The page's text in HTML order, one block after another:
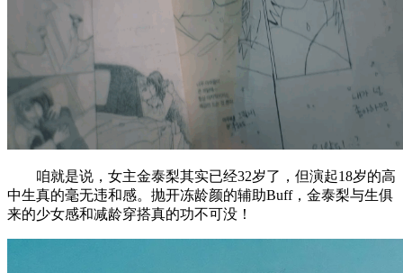
咱就是说，女主金泰梨其实已经32岁了，但演起18岁的高
中生真的毫无违和感。抛开冻龄颜的辅助Buff，金泰梨与生俱
来的少女感和减龄穿搭真的功不可没！